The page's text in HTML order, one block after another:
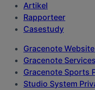
Artikel
Rapporteer
Casestudy
Gracenote
Gracenote
Gracenote Sports
Studio System